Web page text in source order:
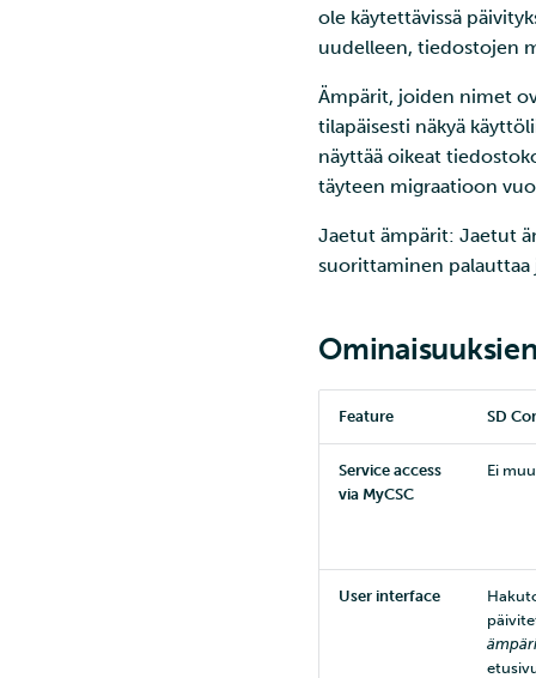
ole käytettävissä
uudelleen, tiedostojen
Ämpärit, joiden nimet
tilapäisesti näkyä
näyttää oikeat
täyteen migraatioon
Jaetut ämpärit: Jaetut
suorittaminen palauttaa
Feature SD
Service access
via MyCSC
Ei
User interface
ämpäri